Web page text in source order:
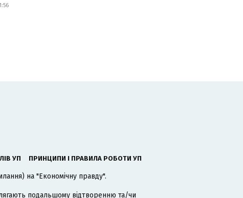
УП ПРИНЦИПИ І ПРАВИЛА РОБОТИ УП
на "Економічну правду".
подальшому відтворенню та/чи